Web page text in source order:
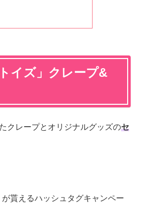
イズ」クレープ&
クレープとオリジナルグッズのセ
貰えるハッシュタグキャンペー